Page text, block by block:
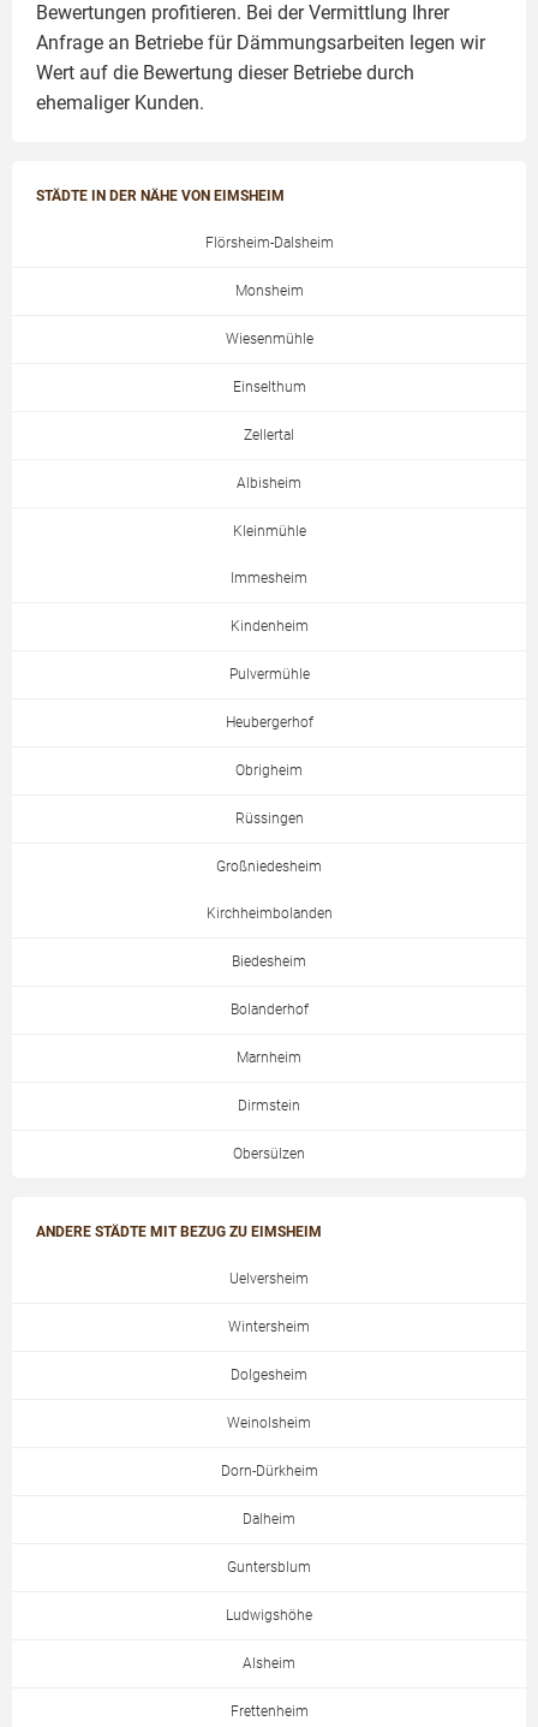
Bewertungen profitieren. Bei der Vermittlung Ihrer
Anfrage an Betriebe für Dämmungsarbeiten legen wir
Wert auf die Bewertung dieser Betriebe durch
ehemaliger Kunden.
STÄDTE IN DER NÄHE VON EIMSHEIM
Flörsheim-Dalsheim
Monsheim
Wiesenmühle
Einselthum
Zellertal
Albisheim
Kleinmühle
Immesheim
Kindenheim
Pulvermühle
Heubergerhof
Obrigheim
Rüssingen
Großniedesheim
Kirchheimbolanden
Biedesheim
Bolanderhof
Marnheim
Dirmstein
Obersülzen
ANDERE STÄDTE MIT BEZUG ZU EIMSHEIM
Uelversheim
Wintersheim
Dolgesheim
Weinolsheim
Dorn-Dürkheim
Dalheim
Guntersblum
Ludwigshöhe
Alsheim
Frettenheim